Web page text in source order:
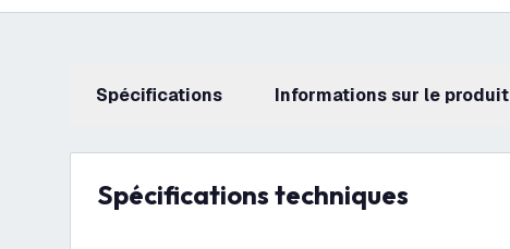
Spécifications Informations sur le produit
Spécifications techniques